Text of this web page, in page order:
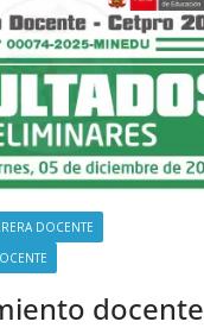
DOCENTE
docente